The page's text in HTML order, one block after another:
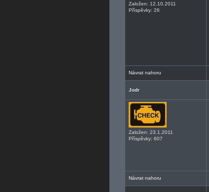
Založen: 12.10.2011
Příspěvky: 26
Návrat nahoru
Jodr
Založen: 23.1.2011
Příspěvky: 607
Návrat nahoru